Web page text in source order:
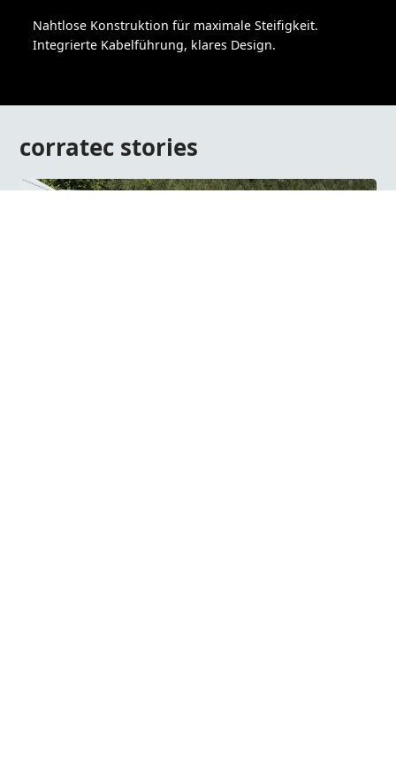
Nahtlose Konstruktion für maximale Steifigkeit.
Integrierte Kabelführung, klares Design.
corratec stories